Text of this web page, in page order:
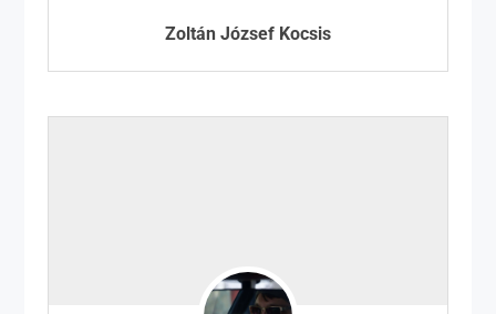
Zoltán József Kocsis